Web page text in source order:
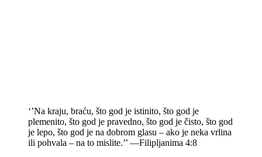
‘’Na kraju, braću, što god je istinito, što god je
plemenito, što god je pravedno, što god je čisto, što god
je lepo, što god je na dobrom glasu – ako je neka vrlina
ili pohvala – na to mislite.’’ —Filipljanima 4:8